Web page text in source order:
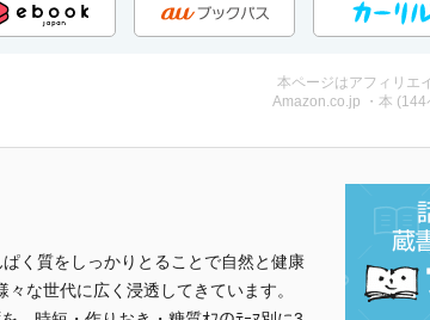
本ページはアフィリエ
Amazon.co.jp ・本
く質をしっかりとることで自然と健康
な世代に広く浸透してきています。